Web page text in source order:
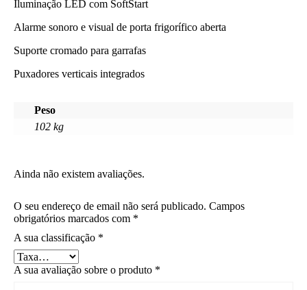
Iluminação LED com SoftStart
Alarme sonoro e visual de porta frigorífico aberta
Suporte cromado para garrafas
Puxadores verticais integrados
Peso
102 kg
Ainda não existem avaliações.
O seu endereço de email não será publicado. Campos
obrigatórios marcados com *
A sua classificação *
A sua avaliação sobre o produto *